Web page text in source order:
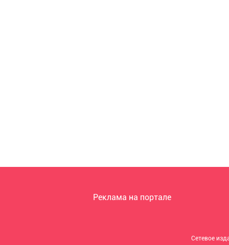
Реклама на портале
Сетевое